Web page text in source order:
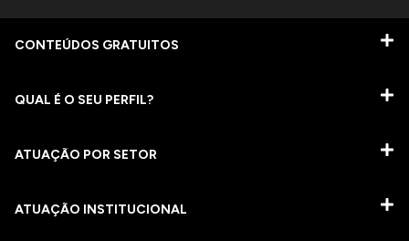
CONTEÚDOS GRATUITOS
QUAL É O SEU PERFIL?
ATUAÇÃO POR SETOR
ATUAÇÃO INSTITUCIONAL